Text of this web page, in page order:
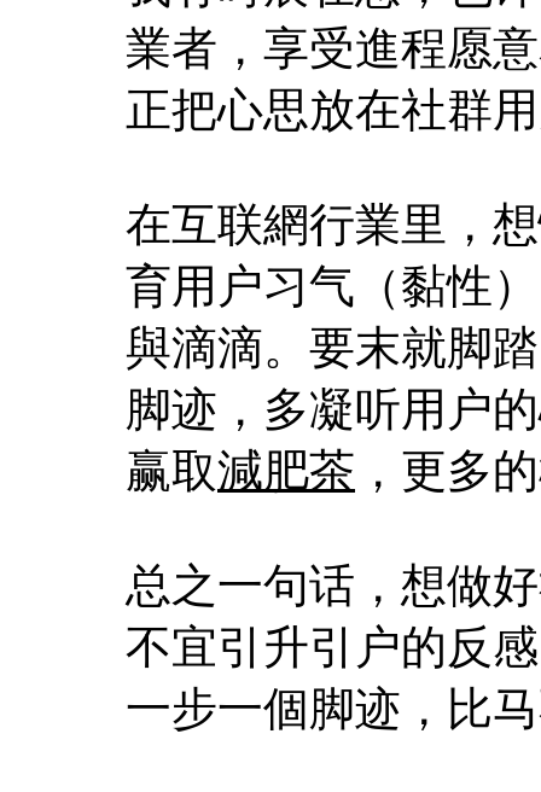
業者，享受進程愿
正把心思放在社群
在互联網行業里，
育用户习气（黏性
與滴滴。要末就脚
脚迹，多凝听用户
赢取減肥茶 ，更多
总之一句话，想做
不宜引升引户的反
一步一個脚迹，比